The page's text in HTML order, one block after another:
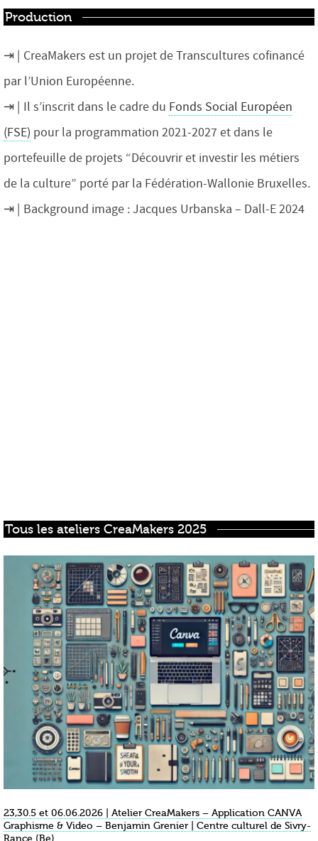
Production
CreaMakers est un projet de Transcultures cofinancé
par l’Union Européenne.
Il s’inscrit dans le cadre du Fonds Social Européen
(FSE) pour la programmation 2021-2027 et dans le
portefeuille de projets “Découvrir et investir les métiers
de la culture” porté par la Fédération-Wallonie Bruxelles.
Background image : Jacques Urbanska – Dall-E 2024
Tous les ateliers CreaMakers 2025
23,30.5 et 06.06.2026 | Atelier CreaMakers – Application CANVA
Graphisme & Video – Benjamin Grenier | Centre culturel de Sivry-
Rance (Be)